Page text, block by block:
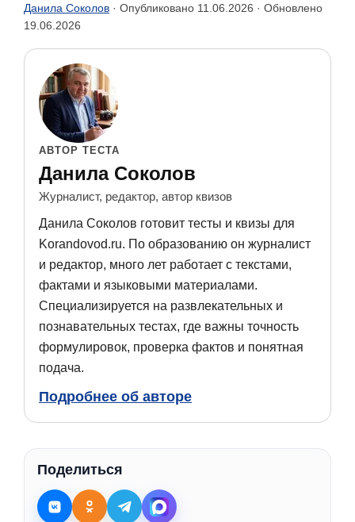
Данила Соколов · Опубликовано 11.06.2026 · Обновлено
19.06.2026
АВТОР ТЕСТА
Данила Соколов
Журналист, редактор, автор квизов
Данила Соколов готовит тесты и квизы для
Korandovod.ru. По образованию он журналист
и редактор, много лет работает с текстами,
фактами и языковыми материалами.
Специализируется на развлекательных и
познавательных тестах, где важны точность
формулировок, проверка фактов и понятная
подача.
Подробнее об авторе
Поделиться